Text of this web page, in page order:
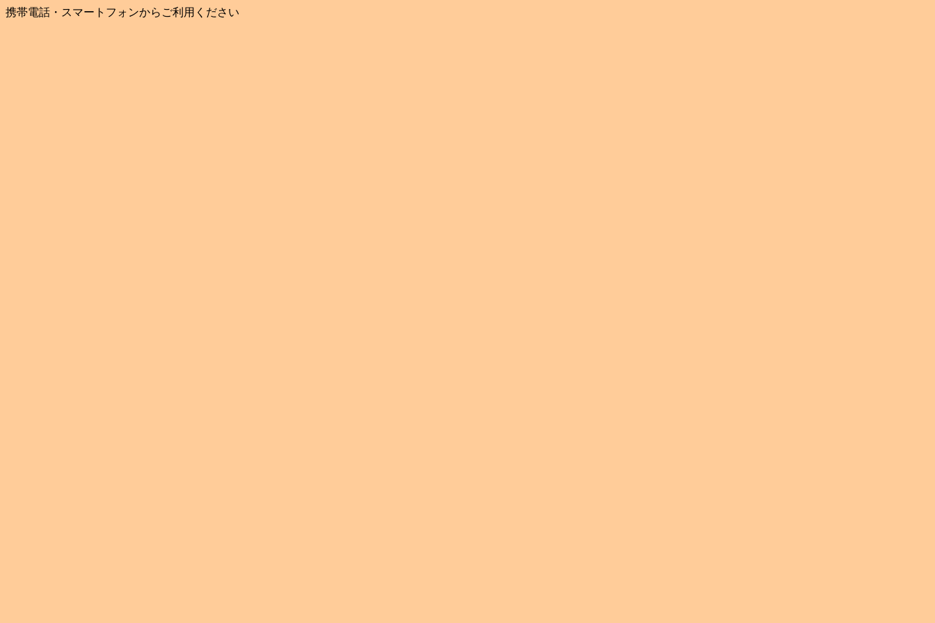
携帯電話・スマートフォンからご利用ください